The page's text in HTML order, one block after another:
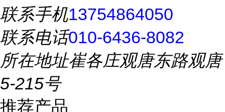
联系手机13754864050
联系电话010-6436-8082
所在地址崔各庄观唐东路观唐
5-215号
推荐产品